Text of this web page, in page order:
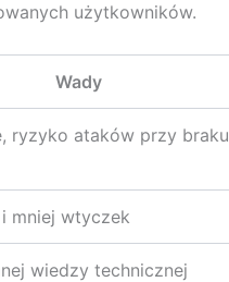
użytkowników.
Wady
ryzyko ataków przy braku
mniej wtyczek
wiedzy technicznej